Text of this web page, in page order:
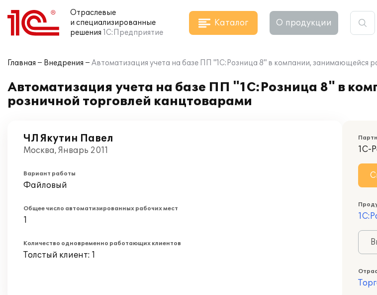
Отраслевые
и специализированные
решения 1С:Предприятие
Каталог О продукции
Главная Внедрения Автоматизация учета на базе ПП "1С:Розница 8" в компании, занимающейся
Автоматизация учета на базе ПП "1С:Розница 8" в
розничной торговлей канцтоварами
ЧЛ Якутин Павел
Москва, Январь 2011
Вариант работы
Файловый
Общее число автоматизированных рабочих мест
1
Количество одновременно работающих клиентов
Толстый клиент: 1
1С-